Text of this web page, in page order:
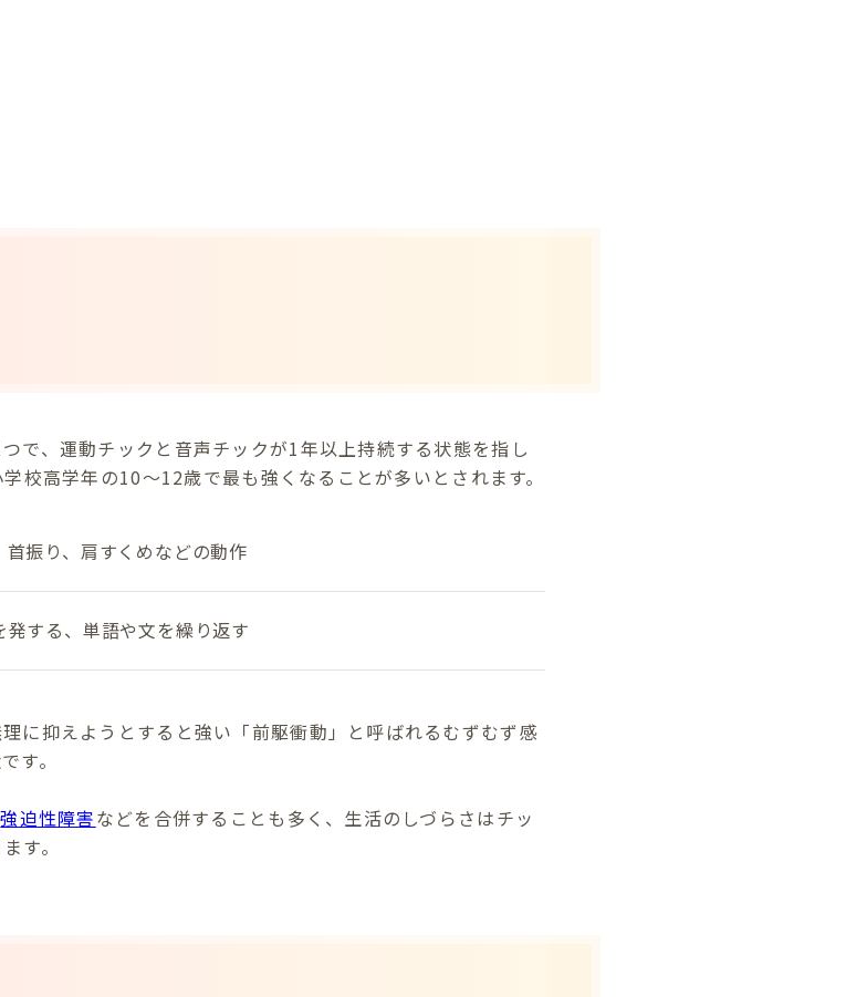
で、運動チックと音声チックが1年以上持続する状態を指し
校高学年の10～12歳で最も強くなることが多いとされます。
振り、肩すくめなどの動作
する、単語や文を繰り返す
に抑えようとすると強い「前駆衝動」と呼ばれるむずむず感
す。
強迫性障害などを合併することも多く、生活のしづらさはチッ
す。